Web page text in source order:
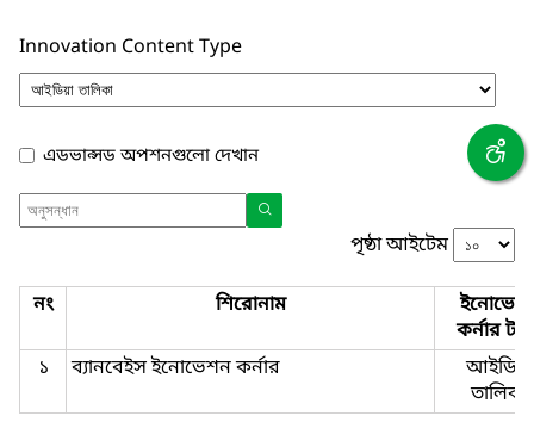
Innovation Content Type
এডভান্সড অপশনগুলো দেখান
পৃষ্ঠা আইটেম
নং শিরোনাম
কর্নার
১
ব্যানবেইস ইনোভেশন কর্নার
আইডিয়া
তালিকা